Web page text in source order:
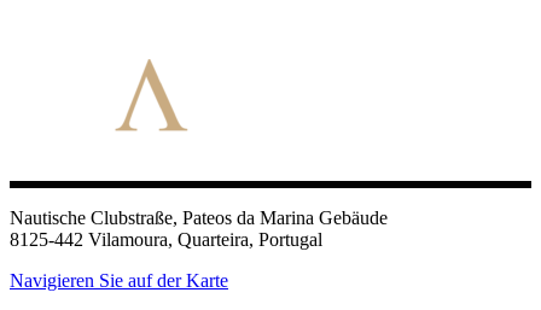
Nautische Clubstraße, Pateos da Marina Gebäude
8125-442 Vilamoura, Quarteira, Portugal
Navigieren Sie auf der Karte